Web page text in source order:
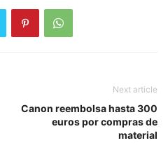
Next article
Canon reembolsa hasta 300
euros por compras de
material